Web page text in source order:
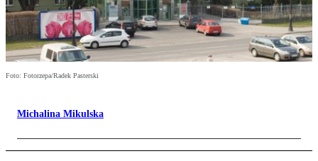
Foto: Fotorzepa/Radek Pasterski
Michalina Mikulska